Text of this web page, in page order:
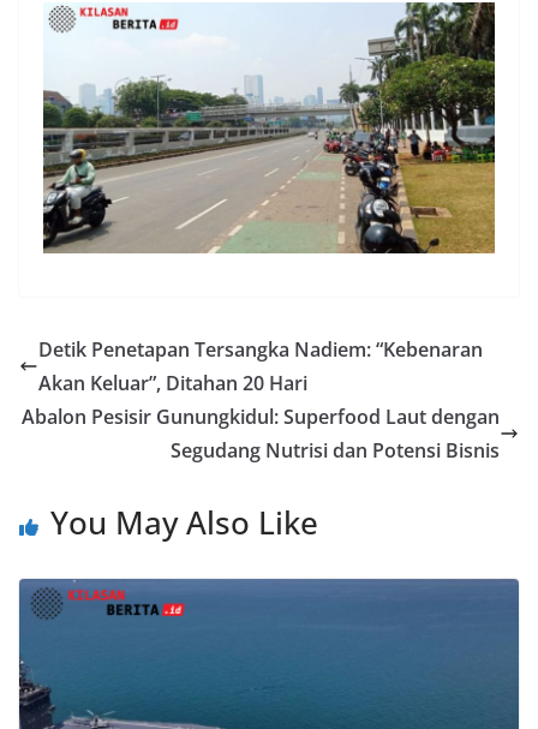
Detik Penetapan Tersangka Nadiem: “Kebenaran
Akan Keluar”, Ditahan 20 Hari
Abalon Pesisir Gunungkidul: Superfood Laut dengan
Segudang Nutrisi dan Potensi Bisnis
You May Also Like